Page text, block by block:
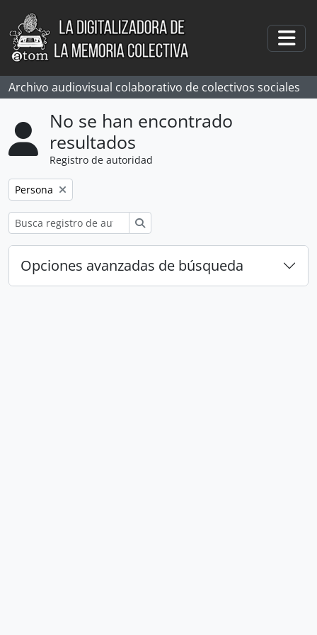
Skip to main content
Archivo audiovisual colaborativo de colectivos sociales
No se han encontrado
resultados
Registro de autoridad
Remove filter:
Persona
Opciones avanzadas de búsqueda